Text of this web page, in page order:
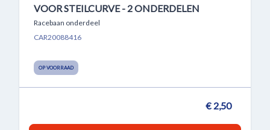
VOOR STEILCURVE - 2 ONDERDELEN
Racebaan onderdeel
CAR20088416
OP VOORRAAD
€ 2,50